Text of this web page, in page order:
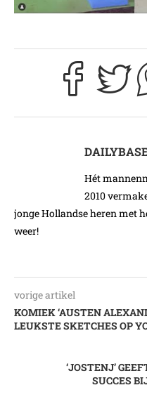
Hét
2010
jonge Hollandse heren met
weer!
vorige artikel
KOMIEK ‘AUSTEN
LEUKSTE SKETCHES OP
‘JOSTENJ’
SUCCES